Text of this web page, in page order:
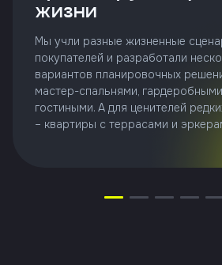
жизни
Мы учли разные жизненные
покупателей и разработали
вариантов планировочных
мастер-спальнями,
гостиными. А для ценителей
– квартиры с террасами и
звонок